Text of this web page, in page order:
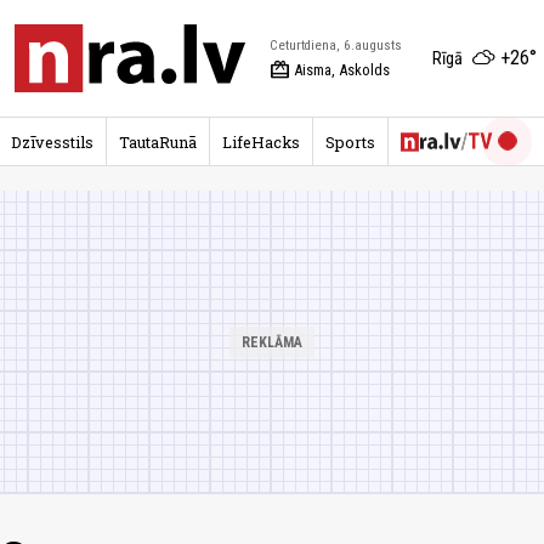
Ceturtdiena, 6.augusts
redeem Aisma, Askolds
Rīgā +26°
Dzīvesstils TautaRunā LifeHacks Sports